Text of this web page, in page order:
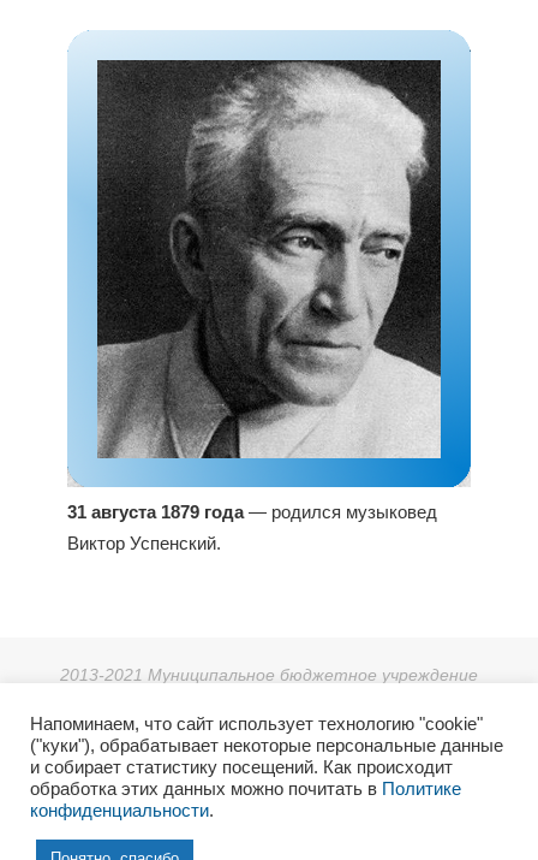
31 августа 1879 года— родился музыковед
Виктор Успенский.
2013-2021 Муниципальное бюджетное учреждение
Зеи».
г. Зея, мкр. Светлый 38, тел: 8 (41658) 3-08-55.
2021г. Отдел культуры и архивного дела Администрации
Напоминаем, что сайт использует технологию "cookie"
("куки"), обрабатывает некоторые персональные данные
и собирает статистику посещений. Как происходит
обработка этих данных можно почитать в Политике
конфиденциальности.